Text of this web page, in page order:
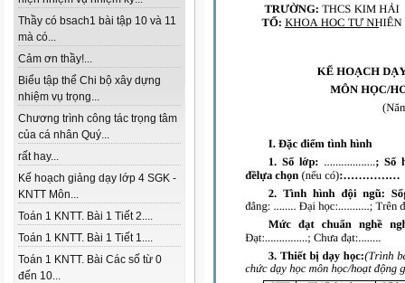
Thầy có bsach1 bài tập 10 và 11
mà có...
Cảm ơn thầy!...
Biểu tập thể Chi bộ xây dựng
nhiệm vụ trọng...
Chương trình công tác trọng tâm
của cá nhân Quý...
rất hay...
Kế hoạch giảng dạy lớp 4 SGK -
KNTT Môn...
Toán 1 KNTT. Bài 1 Tiết 2....
Toán 1 KNTT. Bài 1 Tiết 1....
Toán 1 KNTT. Bài Các số từ 0
đến 10...